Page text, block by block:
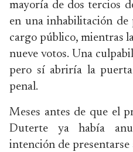
mayoría de dos tercios
en una inhabilitación
cargo público, mientras
nueve votos. Una
pero sí abriría la
penal.
Meses antes de que el
Duterte ya había
intención de presentarse